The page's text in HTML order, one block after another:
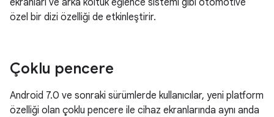
ekranları ve arka koltuk eğlence sistemi gibi otomotive
özel bir dizi özelliği de etkinleştirir.
Çoklu pencere
Android 7.0 ve sonraki sürümlerde kullanıcılar, yeni platform
özelliği olan çoklu pencere ile cihaz ekranlarında aynı anda